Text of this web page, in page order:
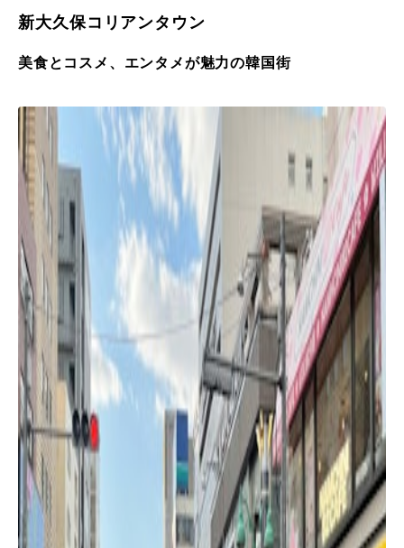
新大久保コリアンタウン
美食とコスメ、エンタメが魅力の韓国街